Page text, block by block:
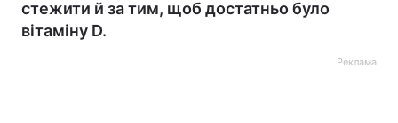
стежити й за тим, щоб достатньо було
вітаміну D.
Реклама